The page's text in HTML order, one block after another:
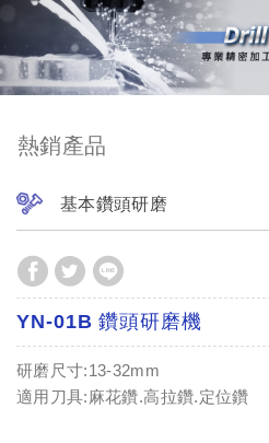
熱銷產品
基本鑽頭研磨
YN-01B 鑽頭研磨機
研磨尺寸:13-32mm
適用刀具:麻花鑽.高拉鑽.定位鑽